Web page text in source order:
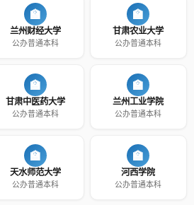
🏫
兰州财经大学
公办普通本科
🏫
甘肃农业大学
公办普通本科
🏫
甘肃中医药大学
公办普通本科
🏫
兰州工业学院
公办普通本科
🏫
天水师范大学
公办普通本科
🏫
河西学院
公办普通本科